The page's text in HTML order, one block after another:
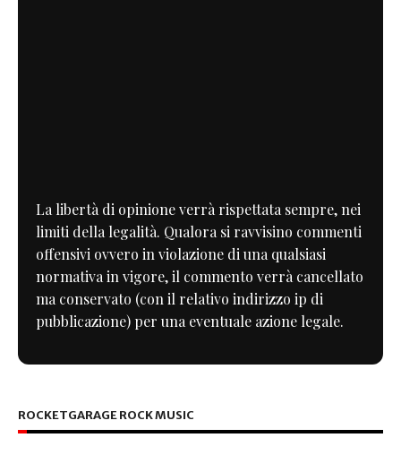
La libertà di opinione verrà rispettata sempre, nei
limiti della legalità. Qualora si ravvisino commenti
offensivi ovvero in violazione di una qualsiasi
normativa in vigore, il commento verrà cancellato
ma conservato (con il relativo indirizzo ip di
pubblicazione) per una eventuale azione legale.
ROCKETGARAGE ROCK MUSIC